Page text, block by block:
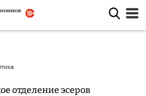
отделение эсеров